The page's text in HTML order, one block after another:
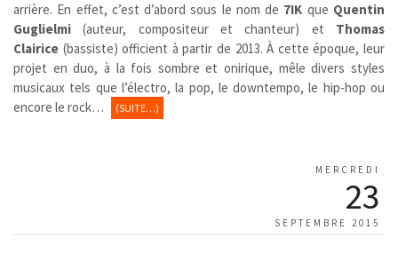
arrière. En effet, c’est d’abord sous le nom de 7IK que Quentin
Guglielmi (auteur, compositeur et chanteur) et Thomas
Clairice (bassiste) officient à partir de 2013. À cette époque, leur
projet en duo, à la fois sombre et onirique, mêle divers styles
musicaux tels que l’électro, la pop, le downtempo, le hip-hop ou
encore le rock…
(SUITE…)
MERCREDI
23
SEPTEMBRE 2015